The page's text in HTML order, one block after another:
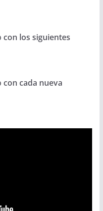
los siguientes
cada nueva